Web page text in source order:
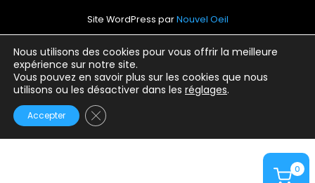
0
Nous utilisons des cookies pour vous offrir la meilleure
expérience sur notre site.
Vous pouvez en savoir plus sur les cookies que nous
utilisons ou les désactiver dans les réglages.
Accepter Fermer la bannière des cookies GDPR
Site WordPress parNouvel Oeil
Mentions légales
Conditions générales d’utilisation
Politique de confidentialité